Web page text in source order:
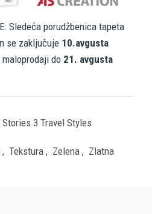
Sledeća porudžbenica tapeta
se zaključuje 10.avgusta
do 21. avgusta
3 Travel Styles
, Tekstura , Zelena , Zlatna